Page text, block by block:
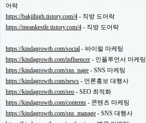
코
리
스
비
아
365
비
아
센
터
강
어락
https://bakjihigh.tistory.com/4 - 직방 도어락
https://meankestle.tistory.com/4 - 직방 도어락
https://kindagrowth.com/social - 바이럴 마케팅
https://kindagrowth.com/influencer - 인플루언서 마케팅
https://kindagrowth.com/sns_page - SNS 마케팅
https://kindagrowth.com/news - 언론홍보 대행사
https://kindagrowth.com/seo - SEO 최적화
https://kindagrowth.com/contents - 콘텐츠 마케팅
https://kindagrowth.com/sns_manage - SNS 대행사